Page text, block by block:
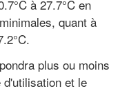
à 27.7°C en
quant à
plus ou moins
et le